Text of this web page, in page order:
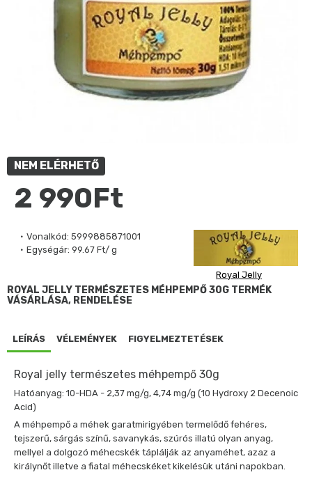
Vonalkód: 5999885871001
Egységár: 99.67 Ft/ g
Royal Jelly
NEM ELÉRHETŐ
2 990Ft
ROYAL JELLY TERMÉSZETES MÉHPEMPŐ 30G TERMÉK
VÁSÁRLÁSA, RENDELÉSE
LEÍRÁS VÉLEMÉNYEK FIGYELMEZTETÉSEK
Royal jelly természetes méhpempő 30g
Hatóanyag: 10-HDA - 2,37 mg/g, 4,74 mg/g (10 Hydroxy 2 Decenoic
Acid)
A méhpempő a méhek garatmirigyében termelődő fehéres,
tejszerű, sárgás színű, savanykás, szúrós illatú olyan anyag,
mellyel a dolgozó méhecskék táplálják az anyaméhet, azaz a
királynőt illetve a fiatal méhecskéket kikelésük utáni napokban.